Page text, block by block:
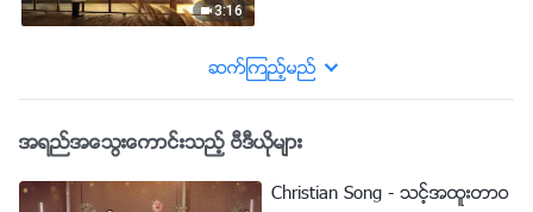
3:16
ဆက္ၾကည့္မည္
အရည္အေသြးေကာင္းသည့္ ဗီဒီယိုမ်ား
Christian Song - သင့္အထူးတာဝ